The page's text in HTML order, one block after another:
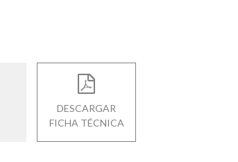
DESCARGAR
FICHA TÉCNICA